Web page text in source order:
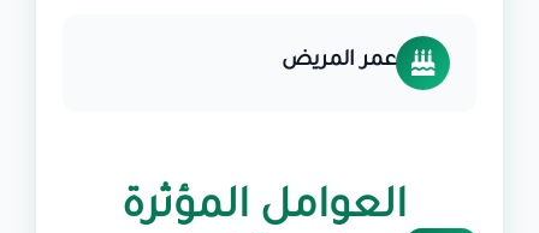
عمر المريض
العوامل المؤثرة